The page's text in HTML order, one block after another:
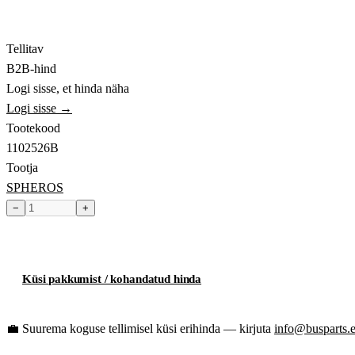
Tellitav
B2B-hind
Logi sisse, et hinda näha
Logi sisse →
Tootekood
1102526B
Tootja
SPHEROS
− +
Küsi pakkumist / kohandatud hinda
💼 Suurema koguse tellimisel küsi erihinda — kirjuta